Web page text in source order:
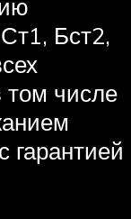
Бст2,
том числе
гарантией